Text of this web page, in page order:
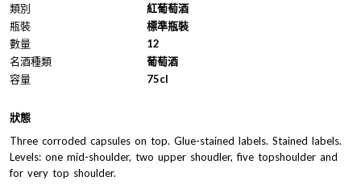
類別
紅葡萄酒
瓶裝
標準瓶裝
數量
12
名酒種類
葡萄酒
容量
75cl
狀態
Three corroded capsules on top. Glue-stained labels. Stained labels.
Levels: one mid-shoulder, two upper shoudler, five topshoulder and
for very top shoulder.